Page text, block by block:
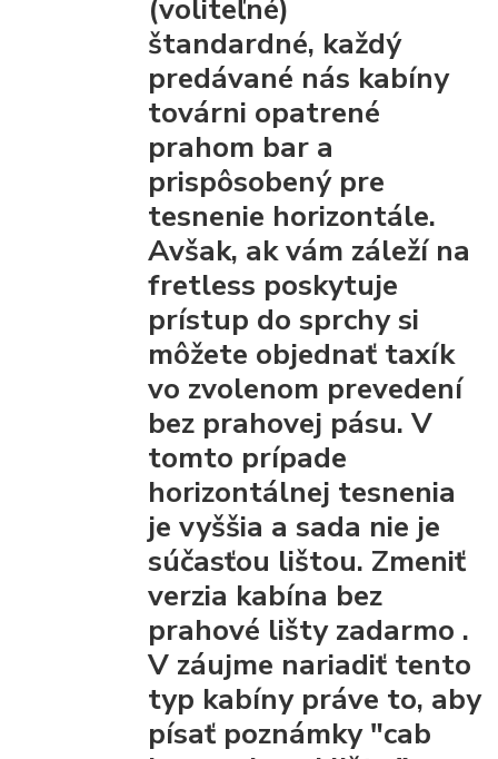
(voliteľné)
štandardné, každý
predávané nás kabíny
továrni opatrené
prahom bar a
prispôsobený pre
tesnenie horizontále.
Avšak, ak vám záleží na
fretless poskytuje
prístup do sprchysi
môžete objednať taxík
vo zvolenom prevedení
bez prahovej pásu.V
tomto prípade
horizontálnej tesnenia
je vyššia a sada nie je
súčasťou lištou. Zmeniť
verzia kabína bez
prahové lištyzadarmo .
V záujme nariadiť tento
typ kabíny práve to, aby
písať poznámky "cab